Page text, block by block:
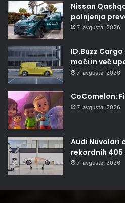
Nissan
polnjenja
7. avgusta, 2026
ID.Buzz
moči in več
7. avgusta, 2026
CoComelon:
7. avgusta, 2026
Audi Nuvolari
rekordnih 405
7. avgusta, 2026